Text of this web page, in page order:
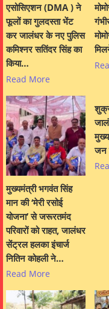
एसोसिएशन (DMA ) ने
फूलों का गुलदस्ता भेंट
कर जालंधर के नए पुलिस
कमिश्नर सतिंदर सिंह का
किया…
Read More
मुख्यमंत्री भगवंत सिंह
मान की ‘मेरी रसोई
योजना’ से जरूरतमंद
परिवारों को राहत, जालंधर
सेंट्रल हलका इंचार्ज
नितिन कोहली ने…
Read More
जन